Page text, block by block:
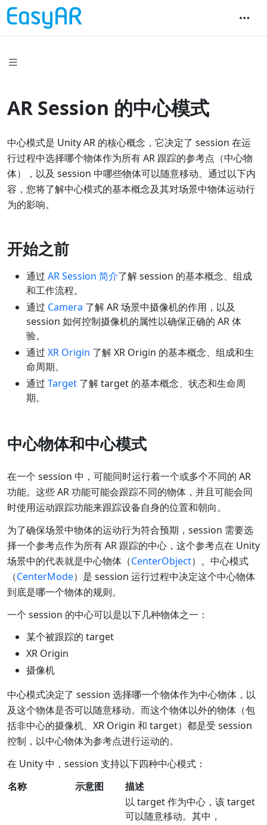
AR Session 的中心模式
中心模式是 Unity AR 的核心概念，它决定了 session 在运
行过程中选择哪个物体作为所有 AR 跟踪的参考点（中心物
体），以及 session 中哪些物体可以随意移动。通过以下内
容，您将了解中心模式的基本概念及其对场景中物体运动行
为的影响。
开始之前
通过 AR Session 简介了解 session 的基本概念、组成
和工作流程。
通过 Camera 了解 AR 场景中摄像机的作用，以及
session 如何控制摄像机的属性以确保正确的 AR 体
验。
通过 XR Origin 了解 XR Origin 的基本概念、组成和生
命周期。
通过 Target 了解 target 的基本概念、状态和生命周
期。
中心物体和中心模式
在一个 session 中，可能同时运行着一个或多个不同的 AR
功能。这些 AR 功能可能会跟踪不同的物体，并且可能会同
时使用运动跟踪功能来跟踪设备自身的位置和朝向。
为了确保场景中物体的运动行为符合预期，session 需要选
择一个参考点作为所有 AR 跟踪的中心，这个参考点在 Unity
场景中的代表就是中心物体（CenterObject）。中心模式
（CenterMode）是 session 运行过程中决定这个中心物体
到底是哪一个物体的规则。
一个 session 的中心可以是以下几种物体之一：
某个被跟踪的 target
XR Origin
摄像机
中心模式决定了 session 选择哪一个物体作为中心物体，以
及这个物体是否可以随意移动。而这个物体以外的物体（包
括非中心的摄像机、XR Origin 和 target）都是受 session
控制，以中心物体为参考点进行运动的。
在 Unity 中，session 支持以下四种中心模式：
名称
示意图 描述
以 target 作为中心，该 target
可以随意移动。其中，